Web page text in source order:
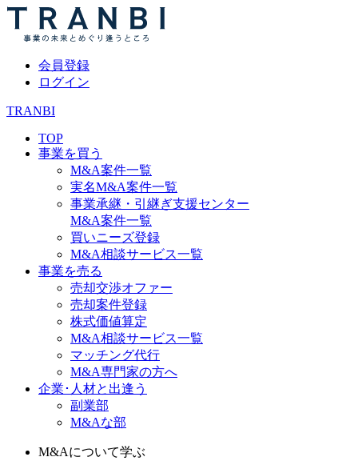
会員登録
ログイン
TRANBI
TOP
事業を買う
M&A案件一覧
実名M&A案件一覧
事業承継・引継ぎ支援センター
M&A案件一覧
買いニーズ登録
M&A相談サービス一覧
事業を売る
売却交渉オファー
売却案件登録
株式価値算定
M&A相談サービス一覧
マッチング代行
M&A専門家の方へ
企業･人材と出逢う
副業部
M&Aな部
M&Aについて学ぶ